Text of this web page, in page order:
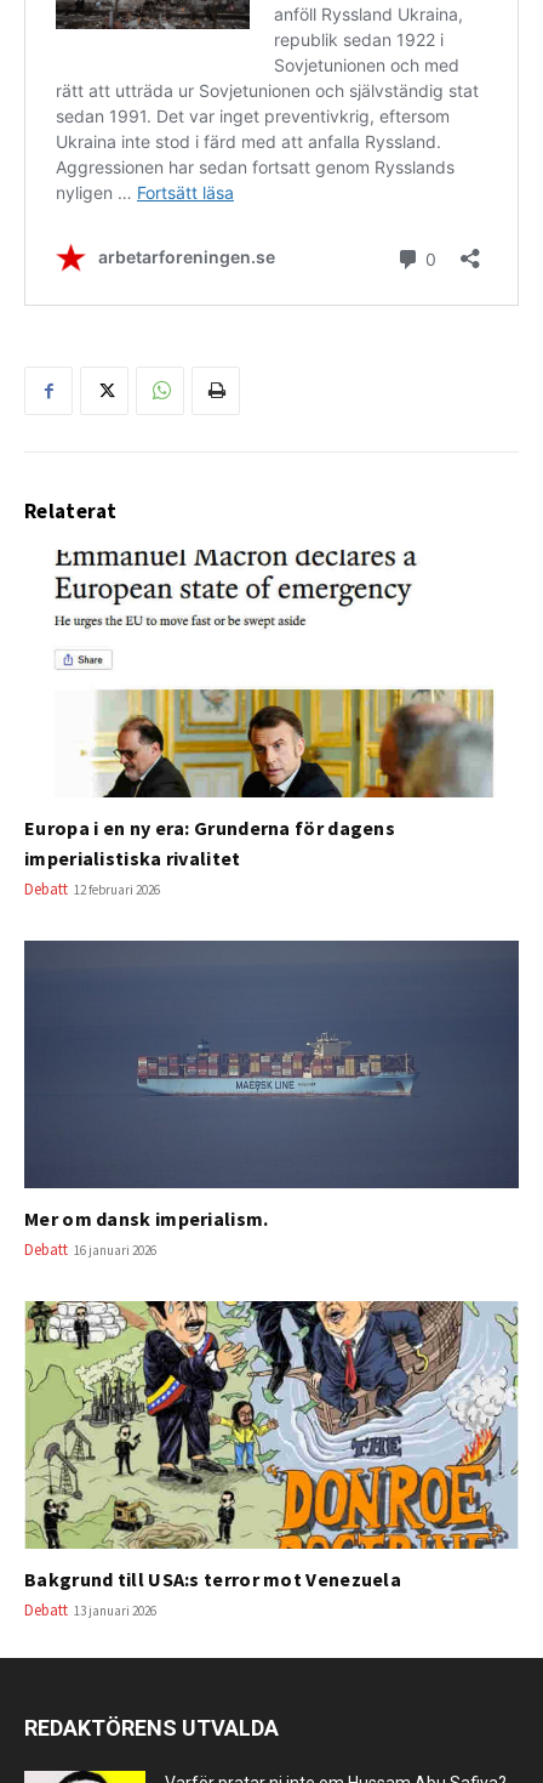
Relaterat
Europa i en ny era: Grunderna för dagens
imperialistiska rivalitet
Debatt 12 februari 2026
Mer om dansk imperialism.
Debatt 16 januari 2026
Bakgrund till USA:s terror mot Venezuela
Debatt 13 januari 2026
REDAKTÖRENS UTVALDA